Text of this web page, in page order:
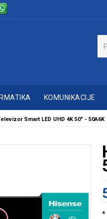
KOMUNIKACIJE
Smart LED UHD 4K 50" - 50A6K
*